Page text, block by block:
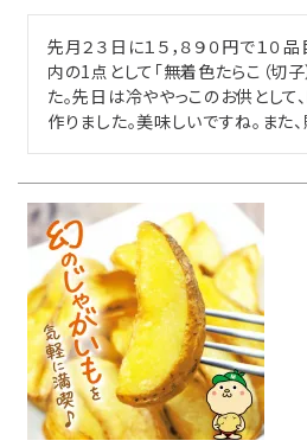
先月２３日に１５，８９０円で１０
内の1点として「無着色たらこ（切
た。先日は冷ややっこのお供として
作りました。美味しいですね。また